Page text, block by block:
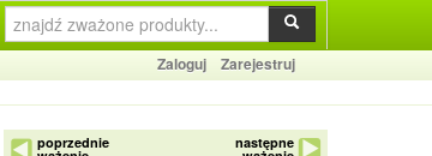
Zaloguj
Zarejestruj
poprzednie następne